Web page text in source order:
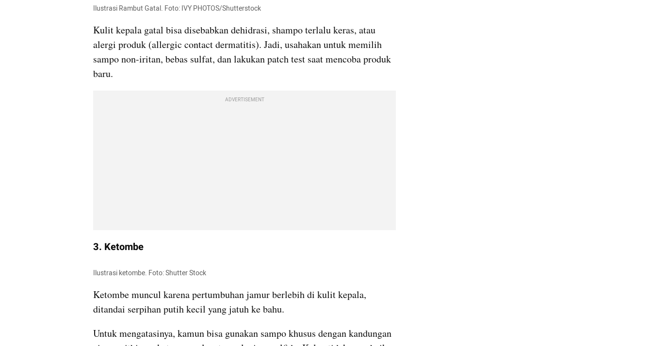
Ilustrasi Rambut Gatal. Foto: IVY PHOTOS/Shutterstock
Kulit kepala gatal bisa disebabkan dehidrasi, shampo terlalu keras, atau
alergi produk (allergic contact dermatitis). Jadi, usahakan untuk memilih
sampo non-iritan, bebas sulfat, dan lakukan patch test saat mencoba produk
baru.
ADVERTISEMENT
3. Ketombe
Ilustrasi ketombe. Foto: Shutter Stock
Ketombe muncul karena pertumbuhan jamur berlebih di kulit kepala,
ditandai serpihan putih kecil yang jatuh ke bahu.
Untuk mengatasinya, kamun bisa gunakan sampo khusus dengan kandungan